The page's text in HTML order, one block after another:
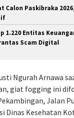
Calon Paskibraka
1.220 Entitas
Scam Digital
Ngurah Arnawa
giat fogging ini
Jalan
Dinas Kesehatan